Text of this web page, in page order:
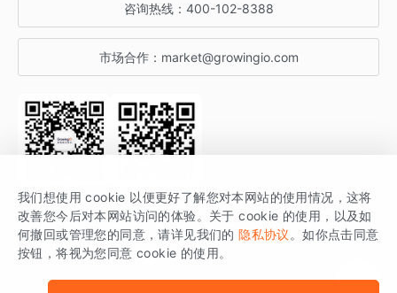
增长博客
开发者文档
SDK 文档
场景指南
增长大会
行业活动
咨询热线： 400-102-8388
市场合作： market@growingio.com
关注公众号 获取更多干货
GrowingIO 是专注于数据智能分析与增长的品牌，核心平台为 GrowingIO
分析云。
版权所有 © 北京易数科技有限公司
我们想使用 cookie 以便更好了解您对本网站的使用情况，这将
改善您今后对本网站访问的体验。关于 cookie 的使用，以及如
何撤回或管理您的同意，请详见我们的 隐私协议 。如你点击同意
按钮，将视为您同意 cookie 的使用。